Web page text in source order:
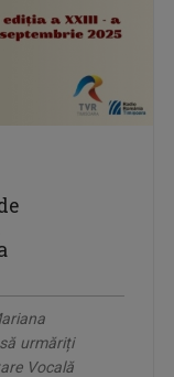
urmăriți
Vocală